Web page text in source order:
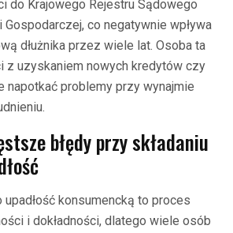
do Krajowego Rejestru Sądowego
co negatywnie wpływa
dłużnika przez wiele lat. Osoba ta
z uzyskaniem nowych kredytów czy
napotkać problemy przy wynajmie
błędy przy składaniu
upadłość konsumencką to proces
i dokładności, dlatego wiele osób